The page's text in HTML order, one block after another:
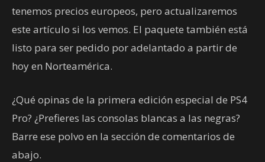
tenemos precios europeos, pero actualizaremos
este artículo si los vemos. El paquete también está
listo para ser pedido por adelantado a partir de
hoy en Norteamérica.
¿Qué opinas de la primera edición especial de PS4
Pro? ¿Prefieres las consolas blancas a las negras?
Barre ese polvo en la sección de comentarios de
abajo.